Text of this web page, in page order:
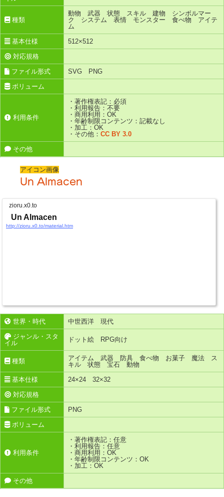
種類
動物 武器 状態 スキル 建物 シンボルマー
ク システム 表情 モンスター 食べ物 アイテ
ム
基本仕様
512×512
対応規格
ファイル形式
SVG PNG
ボリューム
利用条件
・著作権表記：必須
・利用報告：不要
・商用利用：OK
・年齢制限コンテンツ：記載なし
・加工：OK
・その他： CC BY 3.0
その他
アイコン画像
Un Almacen
zioru.x0.to
Un Almacen
http://zioru.x0.to/material.htm
世界・時代
中世西洋 現代
ジャンル・スタ
イル
ドット絵 RPG向け
種類
アイテム 武器 防具 食べ物 お菓子 魔法 ス
キル 状態 宝石 動物
基本仕様
24×24 32×32
対応規格
ファイル形式
PNG
ボリューム
利用条件
・著作権表記：任意
・利用報告：任意
・商用利用：OK
・年齢制限コンテンツ：OK
・加工：OK
その他